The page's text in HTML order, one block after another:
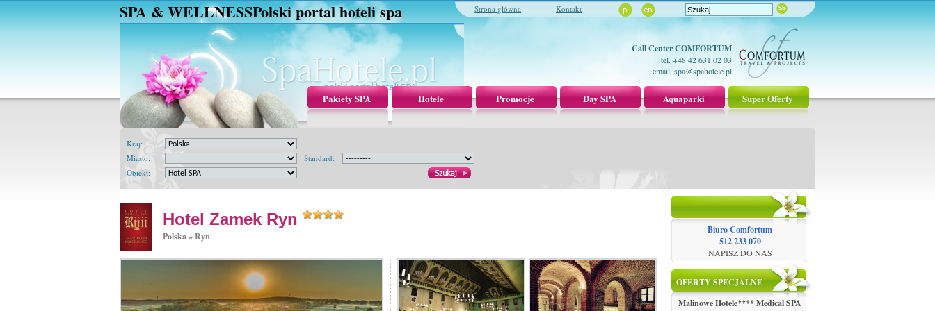
SPA & WELLNESSPolski portal hoteli spa Strona główna Kontakt
Call Center COMFORTUM
tel. +48 42 631 02 03
email:spa@spahotele.pl
Pakiety SPA Hotele Promocje Day SPA Aquaparki Super Oferty
Kraj:
Miasto:
Standard:
Obiekt:
Biuro Comfortum
512 233 070
NAPISZ DO NAS
OFERTY SPECJALNE
Malinowe Hotele**** Medical SPA
Hotel Zamek Ryn
Polska »Ryn